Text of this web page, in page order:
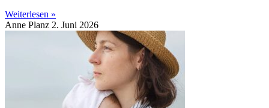
Weiterlesen »
Anne Planz 2. Juni 2026